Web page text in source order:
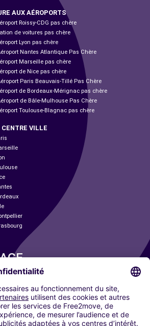
AUX AÉROPORTS
Roissy-CDG pas chère
de voitures pas chère
Lyon pas chère
Nantes Atlantique Pas Chère
Marseille pas chère
de Nice pas chère
Paris Beauvais-Tillé Pas Chère
de Bordeaux-Mérignac pas chère
de Bâle-Mulhouse Pas Chère
Toulouse-Blagnac pas chère
VILLE